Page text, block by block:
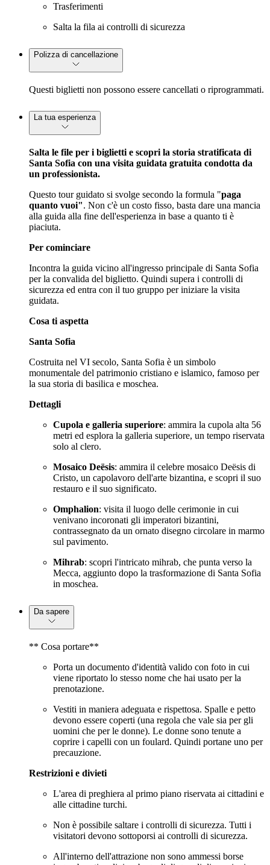
Trasferimenti
Salta la fila ai controlli di sicurezza
Polizza di cancellazione
Questi biglietti non possono essere cancellati o riprogrammati.
La tua esperienza
Salta le file per i biglietti e scopri la storia stratificata di
Santa Sofia con una visita guidata gratuita condotta da
un professionista.
Questo tour guidato si svolge secondo la formula "paga
quanto vuoi". Non c'è un costo fisso, basta dare una mancia
alla guida alla fine dell'esperienza in base a quanto ti è
piaciuta.
Per cominciare
Incontra la guida vicino all'ingresso principale di Santa Sofia
per la convalida del biglietto. Quindi supera i controlli di
sicurezza ed entra con il tuo gruppo per iniziare la visita
guidata.
Cosa ti aspetta
Santa Sofia
Costruita nel VI secolo, Santa Sofia è un simbolo
monumentale del patrimonio cristiano e islamico, famoso per
la sua storia di basilica e moschea.
Dettagli
Cupola e galleria superiore: ammira la cupola alta 56
metri ed esplora la galleria superiore, un tempo riservata
solo al clero.
Mosaico Deësis: ammira il celebre mosaico Deësis di
Cristo, un capolavoro dell'arte bizantina, e scopri il suo
restauro e il suo significato.
Omphalion: visita il luogo delle cerimonie in cui
venivano incoronati gli imperatori bizantini,
contrassegnato da un ornato disegno circolare in marmo
sul pavimento.
Mihrab: scopri l'intricato mihrab, che punta verso la
Mecca, aggiunto dopo la trasformazione di Santa Sofia
in moschea.
Da sapere
** Cosa portare**
Porta un documento d'identità valido con foto in cui
viene riportato lo stesso nome che hai usato per la
prenotazione.
Vestiti in maniera adeguata e rispettosa. Spalle e petto
devono essere coperti (una regola che vale sia per gli
uomini che per le donne). Le donne sono tenute a
coprire i capelli con un foulard. Quindi portane uno per
precauzione.
Restrizioni e divieti
L'area di preghiera al primo piano riservata ai cittadini e
alle cittadine turchi.
Non è possibile saltare i controlli di sicurezza. Tutti i
visitatori devono sottoporsi ai controlli di sicurezza.
All'interno dell'attrazione non sono ammessi borse